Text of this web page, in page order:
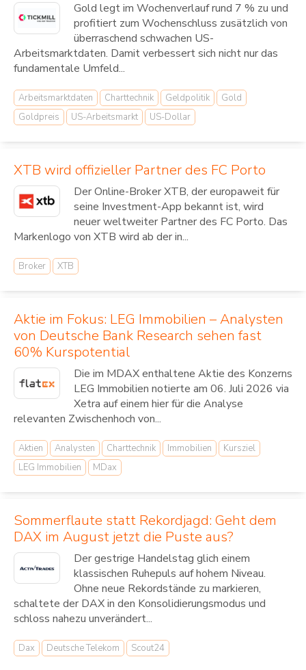
Gold legt im Wochenverlauf rund 7 % zu und
profitiert zum Wochenschluss zusätzlich von
überraschend schwachen US-
Arbeitsmarktdaten. Damit verbessert sich nicht nur das
fundamentale Umfeld...
Arbeitsmarktdaten Charttechnik Geldpolitik
Gold
Goldpreis
US-Arbeitsmarkt US-Dollar
XTB wird offizieller Partner des FC Porto
Der Online-Broker XTB, der europaweit für
seine Investment-App bekannt ist, wird
neuer weltweiter Partner des FC Porto. Das
Markenlogo von XTB wird ab der in...
Broker XTB
Aktie im Fokus: LEG Immobilien – Analysten
von Deutsche Bank Research sehen fast
60% Kurspotential
Die im MDAX enthaltene Aktie des Konzerns
LEG Immobilien notierte am 06. Juli 2026 via
Xetra auf einem hier für die Analyse
relevanten Zwischenhoch von...
Aktien Analysten Charttechnik Immobilien
Kursziel
LEG Immobilien
MDax
Sommerflaute statt Rekordjagd: Geht dem
DAX im August jetzt die Puste aus?
Der gestrige Handelstag glich einem
klassischen Ruhepuls auf hohem Niveau.
Ohne neue Rekordstände zu markieren,
schaltete der DAX in den Konsolidierungsmodus und
schloss nahezu unverändert...
Dax Deutsche Telekom Scout24